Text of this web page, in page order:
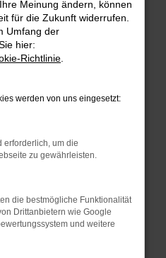
dir helfen können:
und deine
zum Beispiel deine
verhindern.
einem anderen Browser
Fenster?
vorübergehende
Browser und dein
neuesten Stand sind.
Meinung ändern, können
für die Zukunft widerrufen.
Umfang der
hier:
Richtlinie
werden von uns eingesetzt:
erforderlich, um die
zu gewährleisten.
die bestmögliche Funktionalität
Drittanbietern wie Google
und weitere